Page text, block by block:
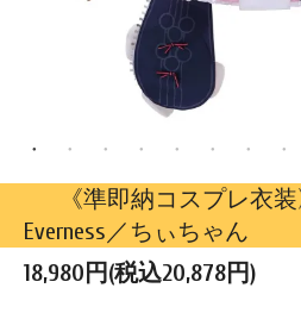
《準即納コスプレ衣装
Everness／ちぃちゃん
18,980円(税込20,878円)